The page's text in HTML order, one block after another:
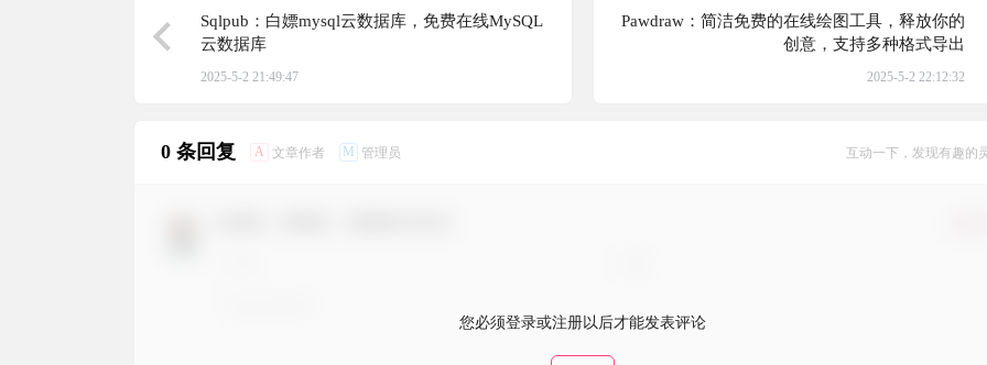
Sqlpub：白嫖mysql云数据库，免费在线MySQL
云数据库
2025-5-2 21:49:47
Pawdraw：简洁免费的在线绘图工具，释放你的
创意，支持多种格式导出
2025-5-2 22:12:32
0 条回复 A 文章作者 M 管理员 互动一下，发现有趣的
您必须登录或注册以后才能发表评论